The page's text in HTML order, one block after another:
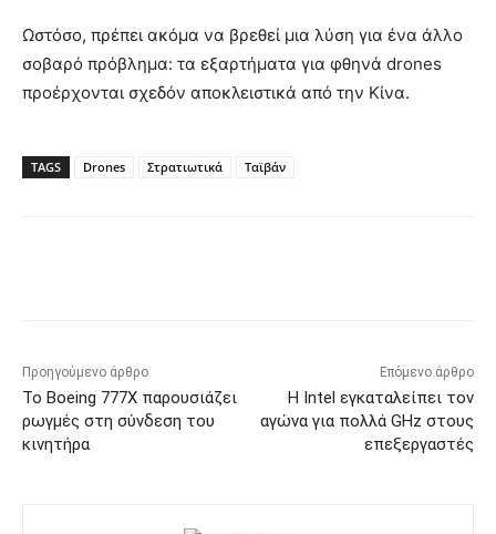
Ωστόσο, πρέπει ακόμα να βρεθεί μια λύση για ένα άλλο
σοβαρό πρόβλημα: τα εξαρτήματα για φθηνά drones
προέρχονται σχεδόν αποκλειστικά από την Κίνα.
TAGS Drones Στρατιωτικά Ταϊβάν
Προηγούμενο άρθρο
Το Boeing 777X παρουσιάζει
ρωγμές στη σύνδεση του
κινητήρα
Επόμενο άρθρο
Η Intel εγκαταλείπει τον
αγώνα για πολλά GHz στους
επεξεργαστές